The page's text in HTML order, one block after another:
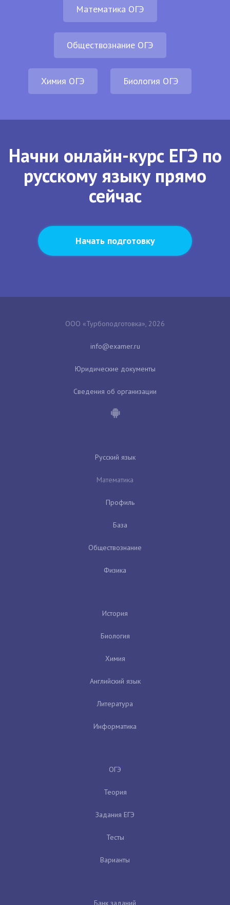
Математика ОГЭ
Обществознание ОГЭ
Химия ОГЭ Биология ОГЭ
Начни онлайн-курс ЕГЭ по
русскому языку прямо
сейчас
Начать подготовку
ООО «Турбоподготовка», 2026
Юридические документы
Сведения об организации
Русский язык
Математика
Профиль
База
Обществознание
Физика
История
Биология
Химия
Английский язык
Литература
Информатика
ОГЭ
Теория
Задания ЕГЭ
Тесты
Варианты
Банк заданий